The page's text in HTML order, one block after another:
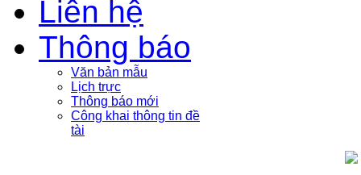
Liên hệ
Thông báo
Văn bản mẫu
Lịch trực
Thông báo mới
Công khai thông tin đề
tài